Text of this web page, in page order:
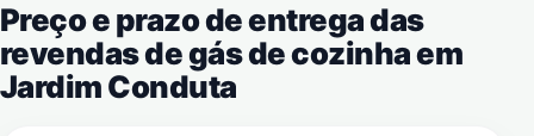
Preço e prazo de entrega das
revendas de gás de cozinha em
Jardim Conduta